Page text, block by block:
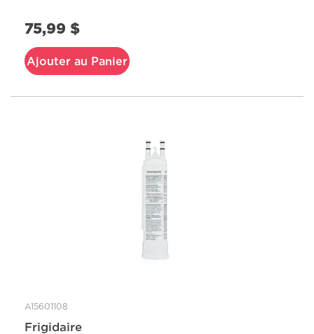
75,99 $
Ajouter au Panier
A15601108
Frigidaire